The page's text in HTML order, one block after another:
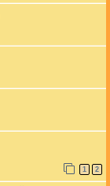
1 2